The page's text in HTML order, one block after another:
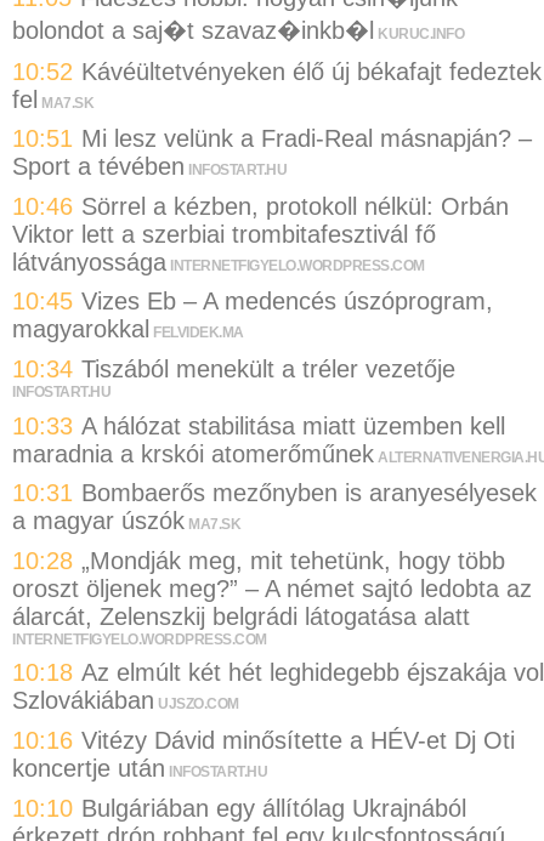
bolondot a saj�t szavaz�inkb�l
KURUC.INFO
10:52 Kávéültetvényeken élő új békafajt fedeztek
fel MA7.SK
10:51 Mi lesz velünk a Fradi-Real másnapján? –
Sport a tévében
INFOSTART.HU
10:46 Sörrel a kézben, protokoll nélkül: Orbán
Viktor lett a szerbiai trombitafesztivál fő
látványossága INTERNETFIGYELO.WORDPRESS.COM
10:45 Vizes Eb – A medencés úszóprogram,
magyarokkal
FELVIDEK.MA
10:34 Tiszából menekült a tréler vezetője
INFOSTART.HU
10:33 A hálózat stabilitása miatt üzemben kell
maradnia a krskói atomerőműnek
10:31 Bombaerős mezőnyben is aranyesélyesek
a magyar úszók MA7.SK
10:28 „Mondják meg, mit tehetünk, hogy több
oroszt öljenek meg?” – A német sajtó ledobta az
álarcát, Zelenszkij belgrádi látogatása alatt
INTERNETFIGYELO.WORDPRESS.COM
10:18 Az elmúlt két hét leghidegebb éjszakája
Szlovákiában UJSZO.COM
10:16 Vitézy Dávid minősítette a HÉV-et Dj Oti
koncertje után
INFOSTART.HU
10:10 Bulgáriában egy állítólag Ukrajnából